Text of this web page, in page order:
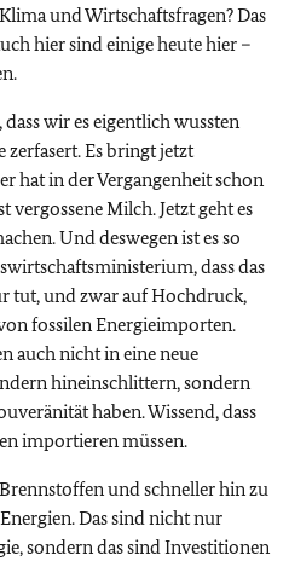
und Wirtschaftsfragen? Das
hier sind einige heute hier –
wir es eigentlich wussten
zerfasert. Es bringt jetzt
hat in der Vergangenheit schon
vergossene Milch. Jetzt geht es
Und deswegen ist es so
dass das
tut, und zwar auf Hochdruck,
fossilen Energieimporten.
auch nicht in eine neue
hineinschlittern, sondern
haben. Wissend, dass
importieren müssen.
und schneller hin zu
Das sind nicht nur
sondern das sind Investitionen